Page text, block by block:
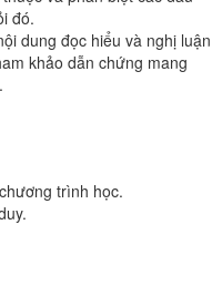
đó.
dung đọc hiểu và nghị luận
khảo dẫn chứng mang
trình học.